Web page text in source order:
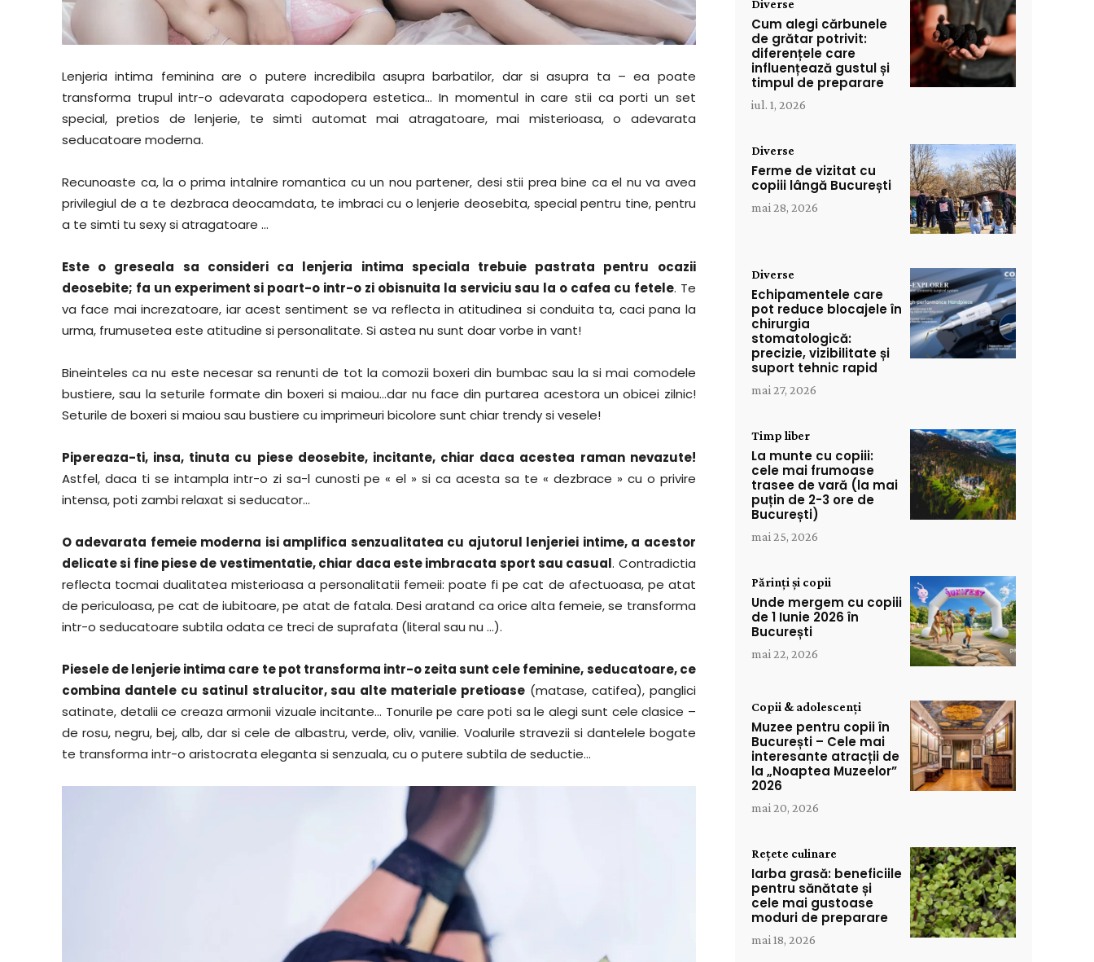
Lenjeria intima feminina are o putere incredibila asupra barbatilor, dar si asupra ta – ea poate
transforma trupul intr-o adevarata capodopera estetica… In momentul in care stii ca porti un set
special, pretios de lenjerie, te simti automat mai atragatoare, mai misterioasa, o adevarata
seducatoare moderna.
Recunoaste ca, la o prima intalnire romantica cu un nou partener, desi stii prea bine ca el nu va avea
privilegiul de a te dezbraca deocamdata, te imbraci cu o lenjerie deosebita, special pentru tine, pentru
a te simti tu sexy si atragatoare …
Este o greseala sa consideri ca lenjeria intima speciala trebuie pastrata pentru ocazii
deosebite; fa un experiment si poart-o intr-o zi obisnuita la serviciu sau la o cafea cu fetele. Te
va face mai increzatoare, iar acest sentiment se va reflecta in atitudinea si conduita ta, caci pana la
urma, frumusetea este atitudine si personalitate. Si astea nu sunt doar vorbe in vant!
Bineinteles ca nu este necesar sa renunti de tot la comozii boxeri din bumbac sau la si mai comodele
bustiere, sau la seturile formate din boxeri si maiou…dar nu face din purtarea acestora un obicei zilnic!
Seturile de boxeri si maiou sau bustiere cu imprimeuri bicolore sunt chiar trendy si vesele!
Pipereaza-ti, insa, tinuta cu piese deosebite, incitante, chiar daca acestea raman nevazute!
Astfel, daca ti se intampla intr-o zi sa-l cunosti pe « el » si ca acesta sa te « dezbrace » cu o privire
intensa, poti zambi relaxat si seducator…
O adevarata femeie moderna isi amplifica senzualitatea cu ajutorul lenjeriei intime, a acestor
delicate si fine piese de vestimentatie, chiar daca este imbracata sport sau casual. Contradictia
reflecta tocmai dualitatea misterioasa a personalitatii femeii: poate fi pe cat de afectuoasa, pe atat
de periculoasa, pe cat de iubitoare, pe atat de fatala. Desi aratand ca orice alta femeie, se transforma
intr-o seducatoare subtila odata ce treci de suprafata (literal sau nu …).
Piesele de lenjerie intima care te pot transforma intr-o zeita sunt cele feminine, seducatoare, ce
combina dantele cu satinul stralucitor, sau alte materiale pretioase (matase, catifea), panglici
satinate, detalii ce creaza armonii vizuale incitante… Tonurile pe care poti sa le alegi sunt cele clasice –
de rosu, negru, bej, alb, dar si cele de albastru, verde, oliv, vanilie. Voalurile stravezii si dantelele bogate
te transforma intr-o aristocrata eleganta si senzuala, cu o putere subtila de seductie…
Diverse
Cum alegi cărbunele
de grătar potrivit:
diferențele care
influențează gustul și
timpul de preparare
iul. 1, 2026
Diverse
Ferme de vizitat cu
copiii lângă București
mai 28, 2026
Diverse
Echipamentele care
pot reduce blocajele în
chirurgia
stomatologică:
precizie, vizibilitate și
suport tehnic rapid
mai 27, 2026
Timp liber
La munte cu copiii:
cele mai frumoase
trasee de vară (la mai
puțin de 2-3 ore de
București)
mai 25, 2026
Părinți și copii
Unde mergem cu copiii
de 1 Iunie 2026 în
București
mai 22, 2026
Copii & adolescenți
Muzee pentru copii în
București – Cele mai
interesante atracții de
la „Noaptea Muzeelor”
2026
mai 20, 2026
Rețete culinare
Iarba grasă: beneficiile
pentru sănătate și
cele mai gustoase
moduri de preparare
mai 18, 2026